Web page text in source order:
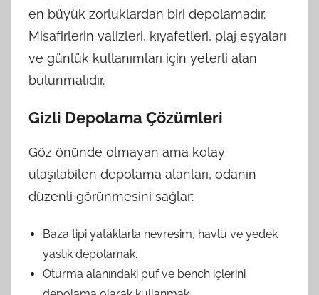
en büyük zorluklardan biri depolamadır.
Misafirlerin valizleri, kıyafetleri, plaj eşyaları
ve günlük kullanımları için yeterli alan
bulunmalıdır.
Gizli Depolama Çözümleri
Göz önünde olmayan ama kolay
ulaşılabilen depolama alanları, odanın
düzenli görünmesini sağlar:
Baza tipi yataklarla nevresim, havlu ve yedek
yastık depolamak.
Oturma alanındaki puf ve bench içlerini